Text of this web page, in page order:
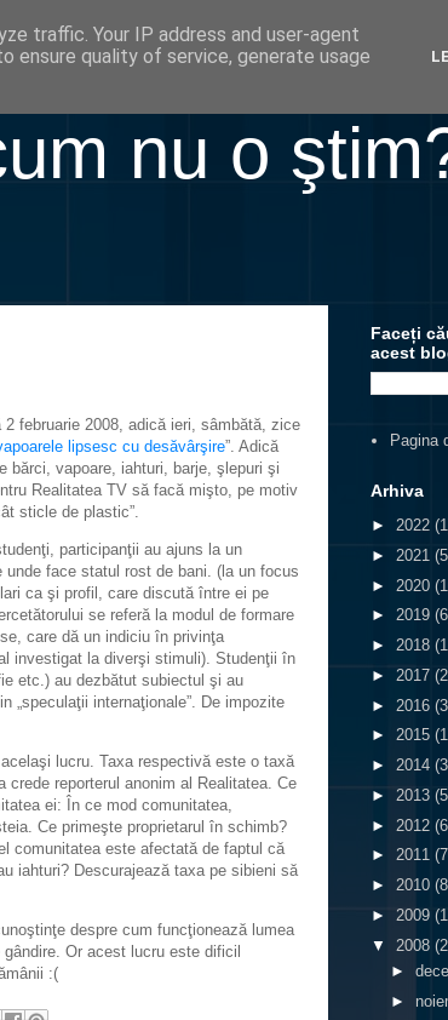
nu o
februarie 2008, adică ieri, sâmbătă, zice
lipsesc cu desăvârşire”. Adică
bărci, vapoare, iahturi, barje, şlepuri şi
Realitatea TV să facă mişto, pe motiv
sticle de plastic”.
participanţii au ajuns la un
face statul rost de bani. (la un focus
ca şi profil, care discută între ei pe
se referă la modul de formare
care dă un indiciu în privinţa
investigat la diverşi stimuli). Studenţii în
etc.) au dezbătut subiectul şi au
„speculaţii internaţionale”. De impozite
lucru. Taxa respectivă este o taxă
reporterul anonim al Realitatea. Ce
ei: În ce mod comunitatea,
Ce primeşte proprietarul în schimb?
comunitatea este afectată de faptul că
iahturi? Descurajează taxa pe sibieni să
despre cum funcţionează lumea
Or acest lucru este dificil
:(
Faceți
acest
Pagina
Arhiva
► 2022
► 2021
► 2020
► 2019
► 2018
► 2017
► 2016
► 2015
► 2014
► 2013
► 2012
► 2011
► 2010
► 2009
▼ 2008
►
►
traffic. Your IP address and user-agent
ensure quality of service, generate usage